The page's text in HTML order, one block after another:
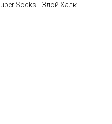
Socks - Злой Халк